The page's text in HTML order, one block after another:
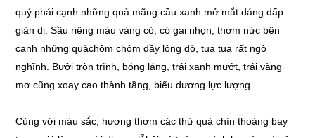
quý phái cạnh những quả mãng cầu xanh mở mắt dáng dấp
giản dị. Sầu riêng màu vàng cỏ, có gai nhọn, thơm nức bên
cạnh những quảchôm chôm đầy lông đỏ, tua tua rất ngộ
nghĩnh. Bưởi tròn trĩnh, bóng láng, trái xanh mướt, trái vàng
mơ cũng xoay cao thành tầng, biểu dương lực lượng.
Cùng với màu sắc, hương thơm các thứ quả chín thoảng bay